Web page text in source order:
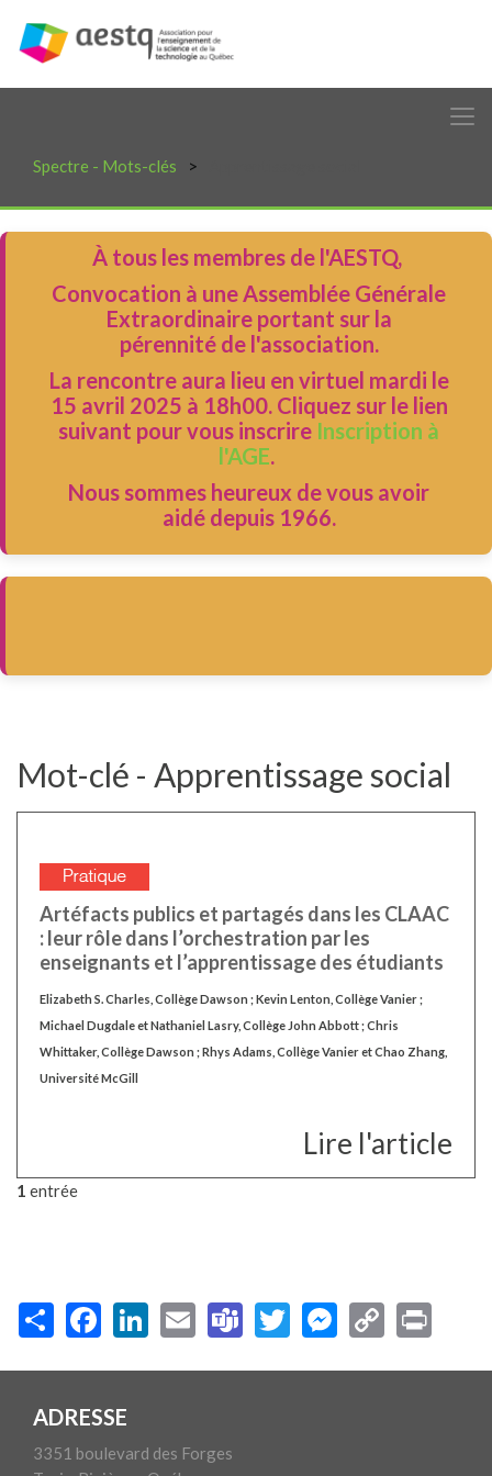
Spectre - Mots-clés
À tous les membres de l'AESTQ,
Convocation à une Assemblée Générale
Extraordinaire portant sur la
pérennité de l'association.
La rencontre aura lieu en virtuel mardi le
15 avril 2025 à 18h00. Cliquez sur le lien
suivant pour vous inscrire Inscription à
l'AGE.
Nous sommes heureux de vous avoir
aidé depuis 1966.
Mot-clé - Apprentissage social
Artéfacts publics et partagés dans les CLAAC
: leur rôle dans l’orchestration par les
enseignants et l’apprentissage des étudiants
Elizabeth S. Charles, Collège Dawson ; Kevin Lenton, Collège Vanier ;
Michael Dugdale et Nathaniel Lasry, Collège John Abbott ; Chris
Whittaker, Collège Dawson ; Rhys Adams, Collège Vanier et Chao Zhang,
Université McGill
Lire l'article
1 entrée
ADRESSE
3351 boulevard des Forges